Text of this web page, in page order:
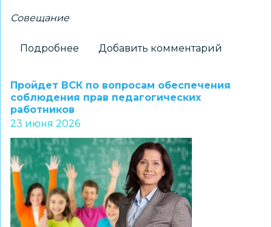
Совещание
Подробнее
сопровождении
талантливых
расскажут
на
совещании
муниципалитетами
Добавить комментарий
Пройдет ВСК по вопросам обеспечения
соблюдения прав педагогических
работников
23 июня 2026